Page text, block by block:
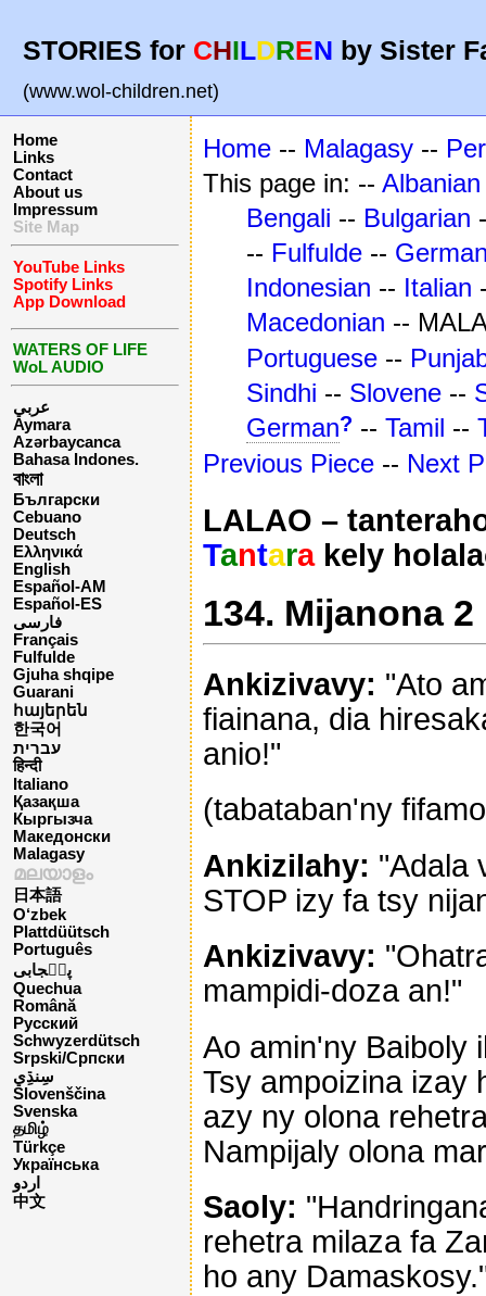
STORIES for CHILDREN by Sister
(www.wol-children.net)
Home
Links
Contact
About us
Impressum
Site Map
YouTube Links
Spotify Links
App Download
WATERS OF LIFE
WoL AUDIO
عربي
Aymara
Azərbaycanca
Bahasa Indones.
বাংলা
Български
Cebuano
Deutsch
Ελληνικά
English
Español-AM
Español-ES
فارسی
Français
Fulfulde
Gjuha shqipe
Guarani
հայերեն
한국어
עברית
हिन्दी
Italiano
Қазақша
Кыргызча
Македонски
Malagasy
മലയാളം
日本語
O‘zbek
Plattdüütsch
Português
پن٘جابی
Quechua
Română
Русский
Schwyzerdütsch
Srpski/Српски
Slovenščina
Svenska
தமிழ்
Türkçe
Українська
اردو
中文
Home -- Malagasy --
This page in: -- Albanian
Bengali -- Bulgarian
-- Fulfulde --
Indonesian -- Italian
Macedonian --
Portuguese --
Sindhi -- Slovene --
German? -- Tamil --
Previous Piece -- Next
LALAO –
Tantarakely
134. Mijanona 2
Ankizivavy: "Ato
fiainana, dia
anio!"
(tabataban'ny
Ankizilahy: "Adala
STOP izy fa tsy
Ankizivavy:
mampidi-doza an!"
Ao amin'ny Baiboly
Tsy ampoizina izay
azy ny olona
Nampijaly olona
Saoly:
rehetra milaza fa
ho any